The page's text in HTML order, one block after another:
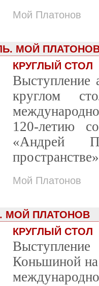
Мой Платонов
МОЙ
КРУГЛЫЙ СТОЛ
Выступление
круглом
120-летию
«Андрей
Мой Платонов
МОЙ ПЛАТОНОВ
КРУГЛЫЙ СТОЛ
Коньшиной